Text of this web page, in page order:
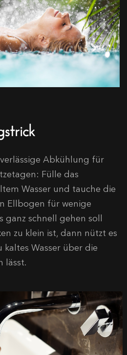
Abkühlung für
Fülle das
Wasser und tauche die
Ellbogen für wenige
ganz schnell gehen soll
zu klein ist, dann nützt es
kaltes Wasser über die
lässt.